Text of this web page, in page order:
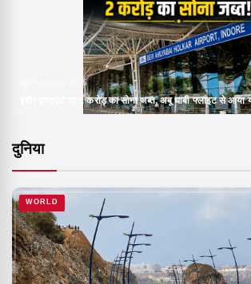
05 August 2026
इंदौर एयरपोर्ट पर 2 करोड़ का सोना जब्त, अबू धाबी फ्लाइट से आया
दुनिया
WORLD